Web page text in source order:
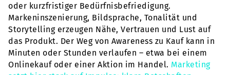
oder kurzfristiger Bedürfnisbefriedigung.
Markeninszenierung, Bildsprache, Tonalität und
Storytelling erzeugen Nähe, Vertrauen und Lust auf
das Produkt. Der Weg von Awareness zu Kauf kann in
Minuten oder Stunden verlaufen – etwa bei einem
Onlinekauf oder einer Aktion im Handel. Marketing